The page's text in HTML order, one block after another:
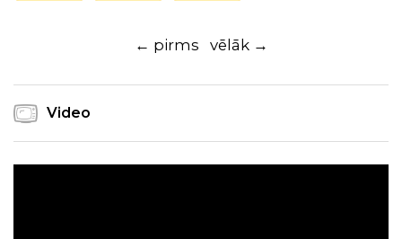
← pirms vēlāk →
Video